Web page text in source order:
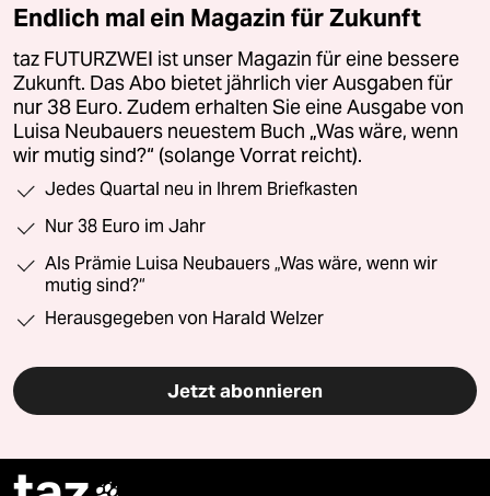
Endlich mal ein Magazin für Zukunft
taz FUTURZWEI ist unser Magazin für eine bessere
Zukunft. Das Abo bietet jährlich vier Ausgaben für
nur 38 Euro. Zudem erhalten Sie eine Ausgabe von
Luisa Neubauers neuestem Buch „Was wäre, wenn
wir mutig sind?“ (solange Vorrat reicht).
Jedes Quartal neu in Ihrem Briefkasten
Nur 38 Euro im Jahr
Als Prämie Luisa Neubauers „Was wäre, wenn wir
mutig sind?“
Herausgegeben von Harald Welzer
Jetzt abonnieren